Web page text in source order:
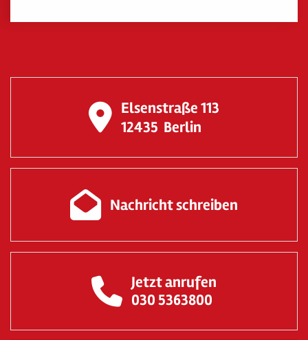
Elsenstraße 113
12435 Berlin
Nachricht schreiben
Jetzt anrufen
030 5363800